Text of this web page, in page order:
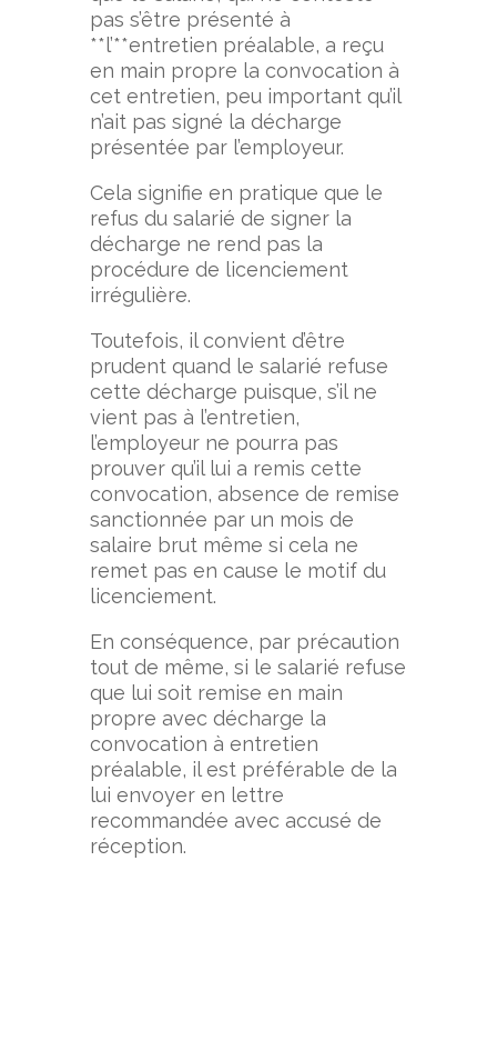
pas s’être présenté à
**l’**entretien préalable, a reçu
en main propre la convocation à
cet entretien, peu important qu’il
n’ait pas signé la décharge
présentée par l’employeur.
Cela signifie en pratique que le
refus du salarié de signer la
décharge ne rend pas la
procédure de licenciement
irrégulière.
Toutefois, il convient d’être
prudent quand le salarié refuse
cette décharge puisque, s’il ne
vient pas à l’entretien,
l’employeur ne pourra pas
prouver qu’il lui a remis cette
convocation, absence de remise
sanctionnée par un mois de
salaire brut même si cela ne
remet pas en cause le motif du
licenciement.
En conséquence, par précaution
tout de même, si le salarié refuse
que lui soit remise en main
propre avec décharge la
convocation à entretien
préalable, il est préférable de la
lui envoyer en lettre
recommandée avec accusé de
réception.